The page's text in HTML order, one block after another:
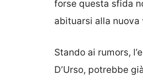
forse questa sfida
abituarsi alla
Stando ai rumors,
D’Urso, potrebbe